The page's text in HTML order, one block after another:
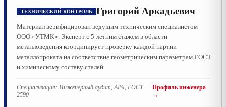
ТЕХНИЧЕСКИЙ КОНТРОЛЬ Григорий Аркадьевич
Материал верифицирован ведущим техническим специалистом
ООО «УТМК». Эксперт с 5-летним стажем в области
металловедения координирует проверку каждой партии
металлопроката на соответствие геометрическим параметрам ГОСТ
и химическому составу сталей.
Специализация: Инженерный аудит, AISI, ГОСТ
2590
Профиль инженера
→